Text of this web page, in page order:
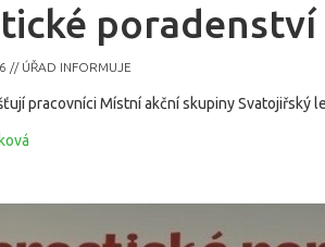
poradenství
// ÚŘAD INFORMUJE
pracovníci Místní akční skupiny Svatojiřský